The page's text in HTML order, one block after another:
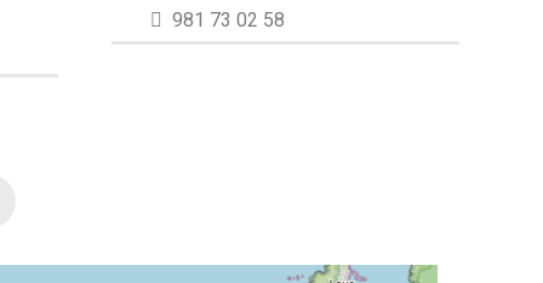
981 73 02 58